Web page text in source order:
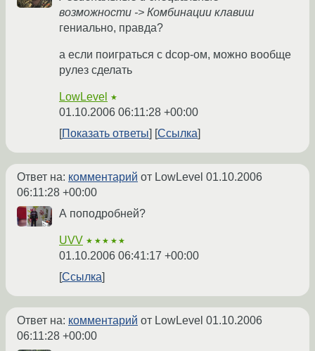
возможности -> Комбинации клавиш
гениально, правда?
а если поиграться с dcop-ом, можно вообще
рулез сделать
LowLevel ★
01.10.2006 06:11:28 +00:00
Показать ответы
Ссылка
Ответ на: комментарий от LowLevel 01.10.2006
06:11:28 +00:00
А поподробней?
UVV ★★★★★
01.10.2006 06:41:17 +00:00
Ссылка
Ответ на: комментарий от LowLevel 01.10.2006
06:11:28 +00:00